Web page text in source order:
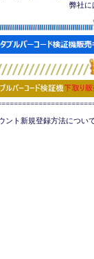
には一切関係はご
ント新規登録方法につい